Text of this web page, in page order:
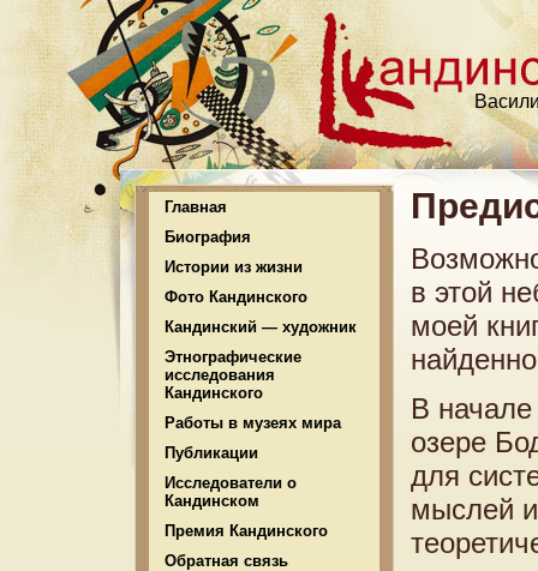
Главная
Биография
Истории из жизни
Фото Кандинского
Кандинский — художник
Этнографические
исследования
Кандинского
Работы в музеях мира
Публикации
Исследователи о
Кандинском
Премия Кандинского
Обратная связь
в этой
моей
В
озере
для
мыслей и